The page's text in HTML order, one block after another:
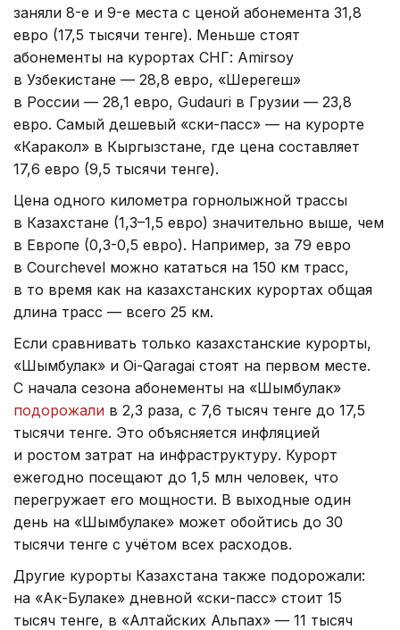
заняли 8-е и 9-е места с ценой абонемента 31,8
евро (17,5 тысячи тенге). Меньше стоят
абонементы на курортах СНГ: Amirsoy
в Узбекистане — 28,8 евро, «Шерегеш»
в России — 28,1 евро, Gudauri в Грузии — 23,8
евро. Самый дешевый «ски-пасс» — на курорте
«Каракол» в Кыргызстане, где цена составляет
17,6 евро (9,5 тысячи тенге).
Цена одного километра горнолыжной трассы
в Казахстане (1,3–1,5 евро) значительно выше, чем
в Европе (0,3-0,5 евро). Например, за 79 евро
в Courchevel можно кататься на 150 км трасс,
в то время как на казахстанских курортах общая
длина трасс — всего 25 км.
Если сравнивать только казахстанские курорты,
«Шымбулак» и Oi-Qaragai стоят на первом месте.
С начала сезона абонементы на «Шымбулак»
подорожали в 2,3 раза, с 7,6 тысяч тенге до 17,5
тысячи тенге. Это объясняется инфляцией
и ростом затрат на инфраструктуру. Курорт
ежегодно посещают до 1,5 млн человек, что
перегружает его мощности. В выходные один
день на «Шымбулаке» может обойтись до 30
тысячи тенге с учётом всех расходов.
Другие курорты Казахстана также подорожали:
на «Ак-Булаке» дневной «ски-пасс» стоит 15
тысяч тенге, в «Алтайских Альпах» — 11 тысяч